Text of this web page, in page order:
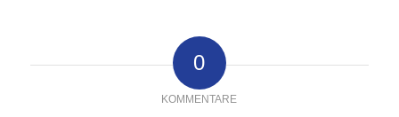
0
KOMMENTARE